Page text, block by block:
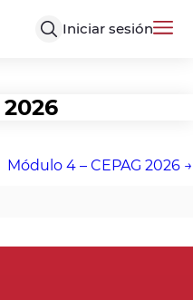
Iniciar sesión
Módulo 4 – CEPAG 2026